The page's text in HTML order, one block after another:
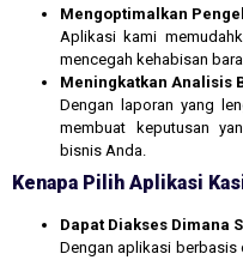
Mengoptimalkan
Aplikasi kami
mencegah kehabisan
Meningkatkan Analisis
Dengan laporan yang
membuat keputusan
bisnis Anda.
Kenapa Pilih Aplikasi
Dapat Diakses Dimana
Dengan aplikasi